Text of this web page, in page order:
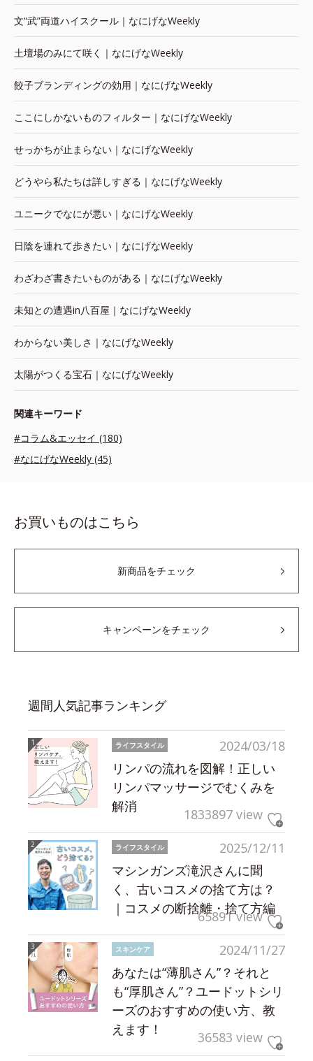
文“武”両道ハイスクール｜なにげなWeekly
土壇場のみにて咲く｜なにげなWeekly
餃子ブランディングの効用｜なにげなWeekly
ここにしかないものフィルター｜なにげなWeekly
せっかちが止まらない｜なにげなWeekly
どうやら私たちは詳しすぎる｜なにげなWeekly
ユニークでなにが悪い｜なにげなWeekly
日陰を連れて歩きたい｜なにげなWeekly
わざわざ書きたいものがある｜なにげなWeekly
未知との遭遇in八百屋｜なにげなWeekly
わからない美しさ｜なにげなWeekly
太陽がつくる宝石｜なにげなWeekly
関連キーワード
#コラム&エッセイ (180)
#なにげなWeekly (45)
お買いものはこちら
新商品をチェック
キャンペーンをチェック
週間人気記事ランキング
2024/03/18
ライフスタイル
リンパの流れを図解！正しい
リンパマッサージでむくみを
解消
1833897 view
2025/12/11
ライフスタイル
マシンガンズ滝沢さんに聞
く、古いコスメの捨て方は？
｜コスメの断捨離・捨て方編
65891 view
2024/11/27
スキンケア
あなたは“薄肌さん”？それと
も“厚肌さん”？ユードットシリ
ーズのおすすめの使い方、教
えます！
36583 view